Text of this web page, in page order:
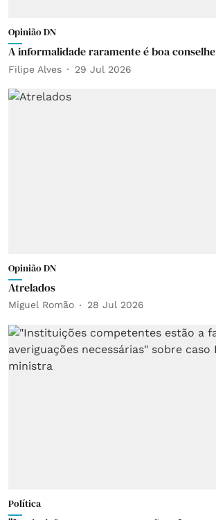
Opinião DN
A informalidade raramente é boa
Filipe Alves 29 Jul 2026
Opinião DN
Atrelados
Miguel Romão 28 Jul 2026
Política